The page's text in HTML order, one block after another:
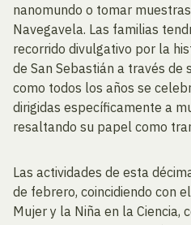
nanomundo o tomar
Navegavela. Las familias
recorrido divulgativo por la
de San Sebastián a través de
como todos los años se
dirigidas específicamente a
resaltando su papel como
Las actividades de esta
de febrero, coincidiendo con
Mujer y la Niña en la Ciencia,